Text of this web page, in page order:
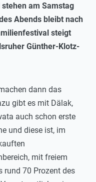
am Samstag
Abends bleibt nach
steigt
Günther-Klotz-
dann das
gibt es mit Dälak,
auch schon erste
und diese ist, im
mit freiem
rund 70 Prozent des